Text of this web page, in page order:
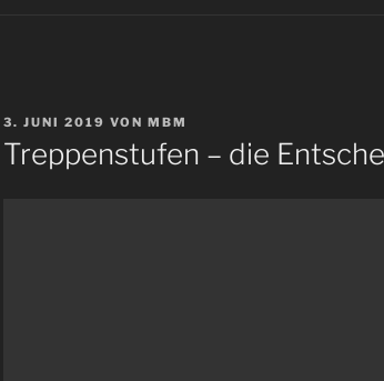
VERÖFFENTLICHT
AM
3. JUNI 2019 VON MBM
Treppenstufen – die